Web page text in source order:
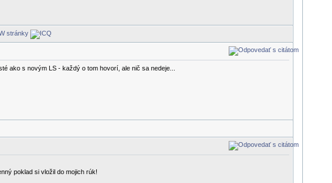
ako s novým LS - každý o tom hovorí, ale nič sa nedeje...
poklad si vložil do mojich rúk!